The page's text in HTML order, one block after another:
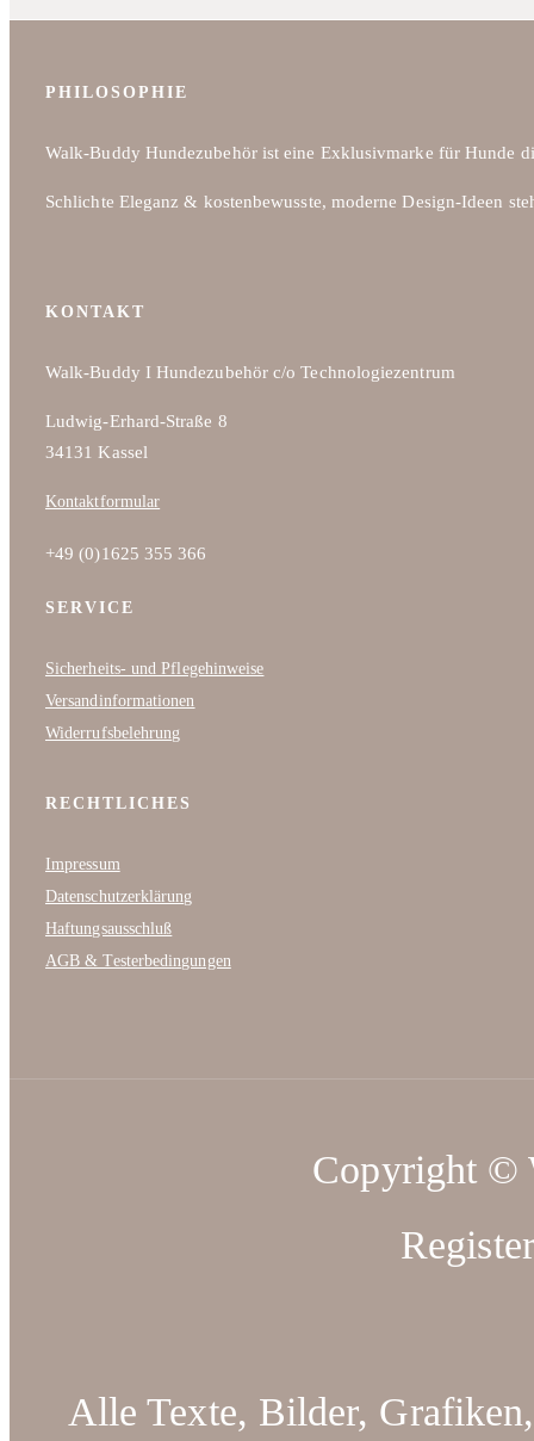
PHILOSOPHIE
Walk-Buddy Hundezubehör ist eine Exklusivmarke für Hunde
Schlichte Eleganz & kostenbewusste, moderne Design-Ideen
KONTAKT
Walk-Buddy I Hundezubehör c/o Technologiezentrum
Ludwig-Erhard-Straße 8
34131 Kassel
Kontaktformular
+49 (0)1625 355 366
SERVICE
Sicherheits- und Pflegehinweise
Versandinformationen
Widerrufsbelehrung
RECHTLICHES
Impressum
Datenschutzerklärung
Haftungsausschluß
AGB & Testerbedingungen
Copyright ©
Alle Texte, Bilder,